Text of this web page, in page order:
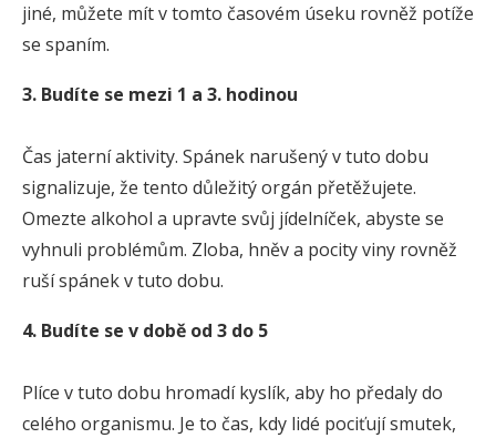
jiné, můžete mít v tomto časovém úseku rovněž potíže
se spaním.
3. Budíte se mezi 1 a 3. hodinou
Čas jaterní aktivity. Spánek narušený v tuto dobu
signalizuje, že tento důležitý orgán přetěžujete.
Omezte alkohol a upravte svůj jídelníček, abyste se
vyhnuli problémům. Zloba, hněv a pocity viny rovněž
ruší spánek v tuto dobu.
4. Budíte se v době od 3 do 5
Plíce v tuto dobu hromadí kyslík, aby ho předaly do
celého organismu. Je to čas, kdy lidé pociťují smutek,